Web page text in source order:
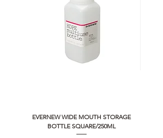
EVERNEW WIDE MOUTH STORAGE
BOTTLE SQUARE/250ML